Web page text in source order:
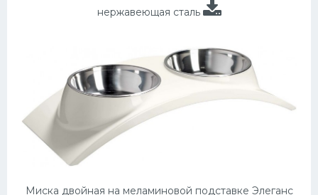
нержавеющая сталь
Миска двойная на меламиновой подставке Элеганс